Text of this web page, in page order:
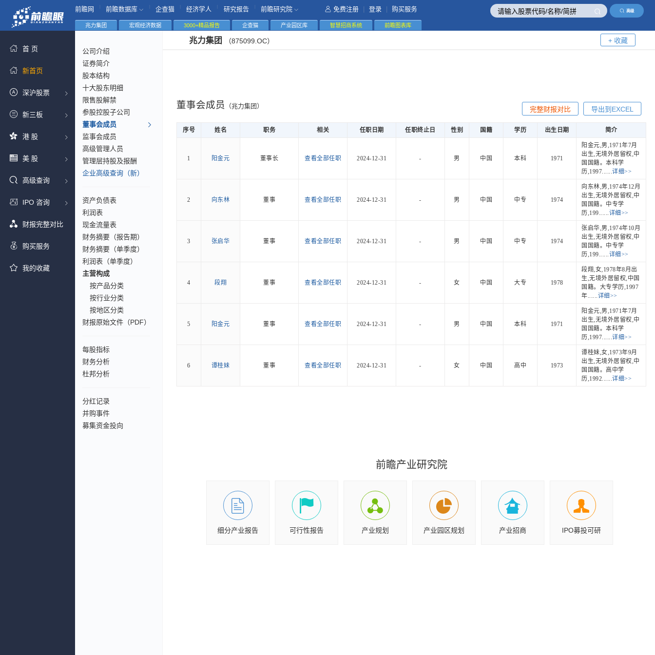
高级
前瞻网 前瞻数据库 企查猫 经济学人 研究报告 前瞻研究院 免费注册 登录 购买服务
首 页
新首页
深沪股票
新三板
港 股
美 股
高级查询
IPO 咨询
财报完整对比
购买服务
我的收藏
兆力集团 宏观经济数据 3000+精品报告 企查猫 产业园区库 智慧招商系统 前瞻图表库
公司介绍
证券简介
股本结构
十大股东明细
限售股解禁
参股控股子公司
董事会成员
监事会成员
高级管理人员
管理层持股及报酬
企业高级查询（新）
资产负债表
利润表
现金流量表
财务摘要（报告期）
财务摘要（单季度）
利润表（单季度）
主营构成
按产品分类
按行业分类
按地区分类
财报原始文件（PDF）
每股指标
财务分析
杜邦分析
分红记录
并购事件
募集资金投向
兆力集团 （875099.OC） + 收藏
董事会成员 （兆力集团） 导出到EXCEL
完整财报对比
序号 姓名 职务 相关 任职日期 任职终止日 性别 国籍 学历 出生日期 简介
1 阳金元 董事长 查看全部任职 2024-12-31 - 男 中国 本科 1971
阳金元,男,1971年7月
出生,无境外居留权,中
国国籍。本科学
历,1997......详细>>
2 向东林 董事 查看全部任职 2024-12-31 - 男 中国 中专 1974
向东林,男,1974年12月
出生,无境外居留权,中
国国籍。中专学
历,199......详细>>
3 张启华 董事 查看全部任职 2024-12-31 - 男 中国 中专 1974
张启华,男,1974年10月
出生,无境外居留权,中
国国籍。中专学
历,199......详细>>
4 段翔 董事 查看全部任职 2024-12-31 - 女 中国 大专 1978
段翔,女,1978年8月出
生,无境外居留权,中国
国籍。大专学历,1997
年......详细>>
5 阳金元 董事 查看全部任职 2024-12-31 - 男 中国 本科 1971
阳金元,男,1971年7月
出生,无境外居留权,中
国国籍。本科学
历,1997......详细>>
6 谭桂妹 董事 查看全部任职 2024-12-31 - 女 中国 高中 1973
谭桂妹,女,1973年9月
出生,无境外居留权,中
国国籍。高中学
历,1992......详细>>
前瞻产业研究院
细分产业报告 可行性报告 产业规划 产业园区规划 产业招商 IPO募投可研